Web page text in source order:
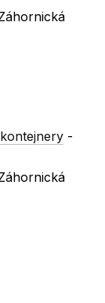
kontejnery -